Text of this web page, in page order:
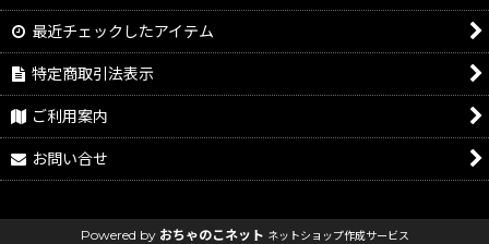
最近チェックしたアイテム
特定商取引法表示
ご利用案内
お問い合せ
Powered by おちゃのこネット ネットショップ作成サービス